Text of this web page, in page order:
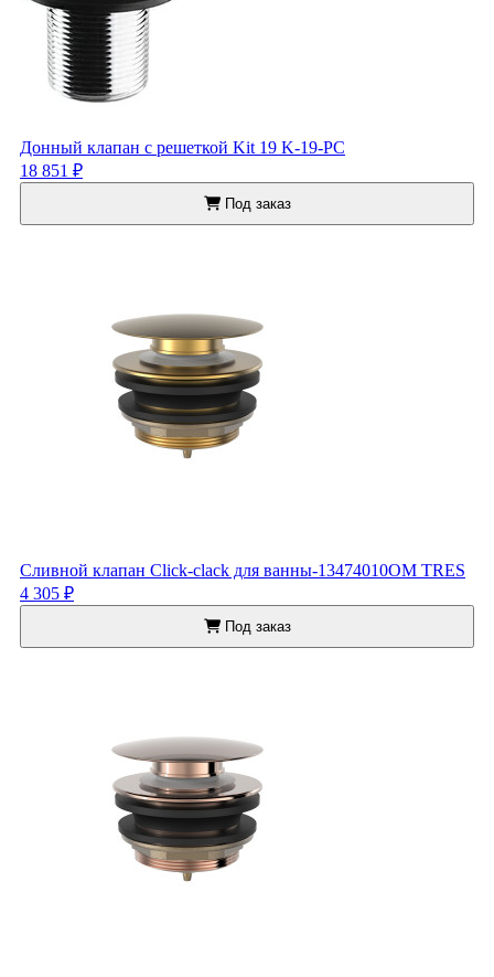
Донный клапан с решеткой Kit 19 K-19-PC
18 851 ₽
Под заказ
Сливной клапан Click-clack для ванны-13474010OM TRES
4 305 ₽
Под заказ